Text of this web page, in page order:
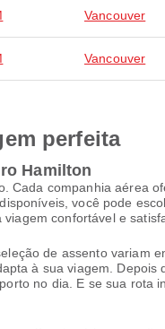
Vancouver
Vancouver
perfeita
Hamilton
companhia aérea
você pode
confortável e
de assento variam
à sua viagem.
no dia. E se sua rota